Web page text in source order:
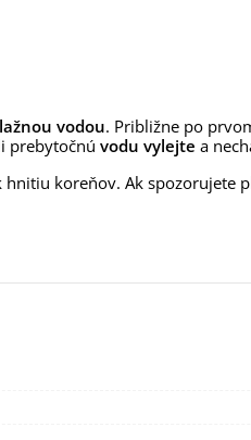
vodou. Približne po
prebytočnú vodu vylejte a
koreňov. Ak spozorujete